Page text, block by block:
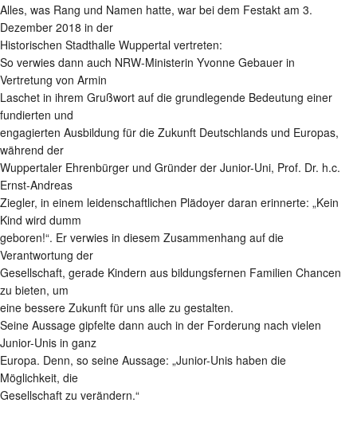
Alles, was Rang und Namen hatte, war bei dem Festakt am 3.
Dezember 2018 in der
Historischen Stadthalle Wuppertal vertreten:
So verwies dann auch NRW-Ministerin Yvonne Gebauer in
Vertretung von Armin
Laschet in ihrem Grußwort auf die grundlegende Bedeutung einer
fundierten und
engagierten Ausbildung für die Zukunft Deutschlands und Europas,
während der
Wuppertaler Ehrenbürger und Gründer der Junior-Uni, Prof. Dr. h.c.
Ernst-Andreas
Ziegler, in einem leidenschaftlichen Plädoyer daran erinnerte: „Kein
Kind wird dumm
geboren!“. Er verwies in diesem Zusammenhang auf die
Verantwortung der
Gesellschaft, gerade Kindern aus bildungsfernen Familien Chancen
zu bieten, um
eine bessere Zukunft für uns alle zu gestalten.
Seine Aussage gipfelte dann auch in der Forderung nach vielen
Junior-Unis in ganz
Europa. Denn, so seine Aussage: „Junior-Unis haben die
Möglichkeit, die
Gesellschaft zu verändern.“